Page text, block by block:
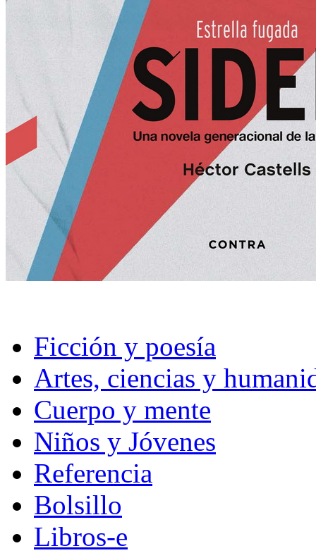
Ficción y poesía
Artes, ciencias y
Cuerpo y mente
Niños y Jóvenes
Referencia
Bolsillo
Libros-e